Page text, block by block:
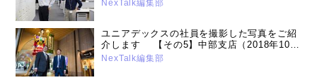
NexTalk編集部
ユニアデックスの社員を撮影した写真をご紹
介します 【その5】中部支店（2018年10月
11日号）
NexTalk編集部